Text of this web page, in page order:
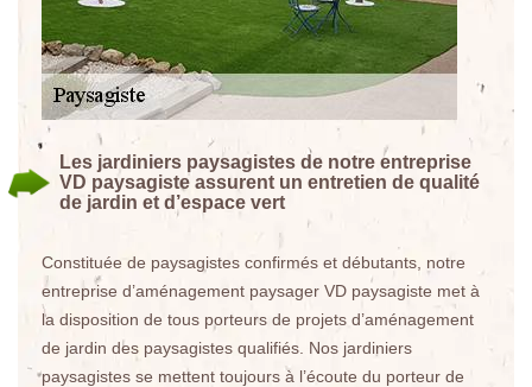
Les jardiniers paysagistes de notre entreprise
VD paysagiste assurent un entretien de qualité
de jardin et d’espace vert
Constituée de paysagistes confirmés et débutants, notre
entreprise d’aménagement paysager VD paysagiste met à
la disposition de tous porteurs de projets d’aménagement
de jardin des paysagistes qualifiés. Nos jardiniers
paysagistes se mettent toujours à l’écoute du porteur de